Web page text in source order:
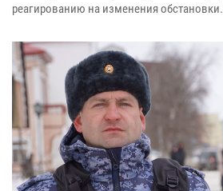
реагированию на изменения обстановки.